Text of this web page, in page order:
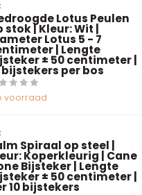
Lotus Peulen
stok | Kleur: Wit |
Lotus 5 - 7
| Lengte
± 50 centimeter |
bijstekers per bos
voorraad
Spiraal op steel |
Koperkleurig | Cane
Bijsteker | Lengte
± 50 centimeter |
10 bijstekers